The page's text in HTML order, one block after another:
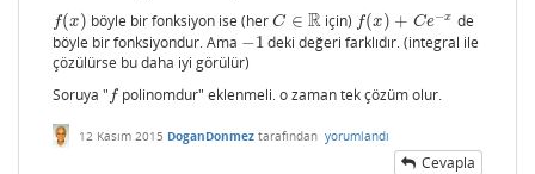
f(x)
f(x) böyle bir fonksiyon ise (herC ∈ R
C∈R için) f(x) + Ce−x
f(x)+Ce− x
de
böyle bir fonksiyondur. Ama −1
−1 deki değeri farklıdır. (integral ile
çözülürse bu daha iyi görülür)
Soruya " f
f polinomdur" eklenmeli. o zaman tek çözüm olur.
12 Kasım 2015 DoganDonmez tarafından yorumlandı
Cevapla